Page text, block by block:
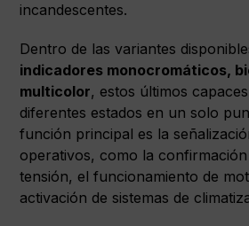
incandescentes.
Dentro de las variantes
indicadores monocromáticos,
multicolor, estos últimos
diferentes estados en un solo
función principal es la
operativos, como la
tensión, el funcionamiento de
activación de sistemas de